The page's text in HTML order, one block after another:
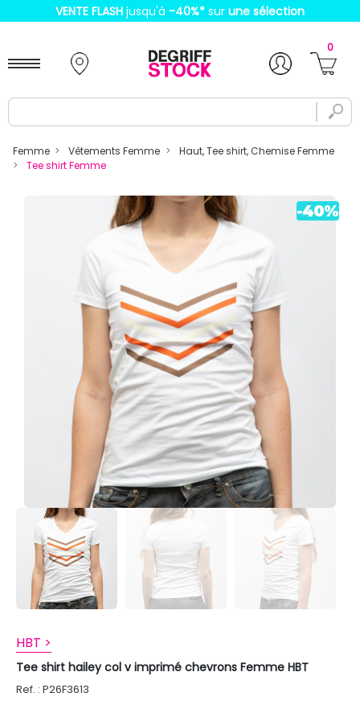
VENTE FLASH jusqu'à -40%* sur une sélection
0
Femme Vêtements Femme
Haut, Tee shirt, Chemise Femme
Tee shirt Femme
HBT >
Tee shirt hailey col v imprimé chevrons Femme HBT
Ref. : P26F3613